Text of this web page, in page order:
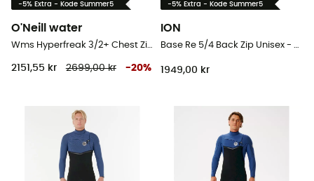
-5% Extra - Kode Summer5
O'Neill water
Wms Hyperfreak 3/2+ Chest Zip Full - Våddragter til surf - Damer
2151,55 kr 2699,00 kr -20%
-5% Extra - Kode Summer5
ION
Base Re 5/4 Back Zip Unisex - Våddragter til surf
1949,00 kr